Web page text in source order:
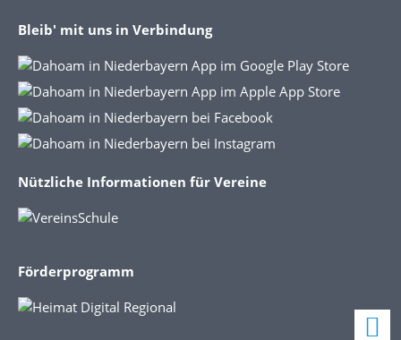
Bleib' mit uns in Verbindung
Nützliche Informationen für Vereine
Förderprogramm